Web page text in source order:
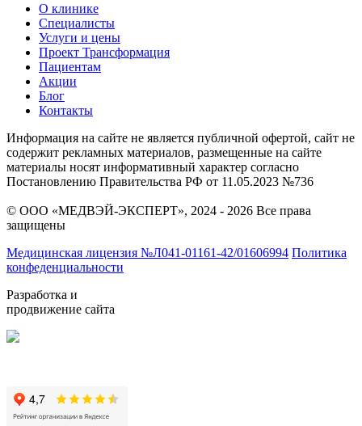
О клинике
Специалисты
Услуги и цены
Проект Трансформация
Пациентам
Акции
Блог
Контакты
Информация на сайте не является публичной офертой, сайт не
содержит рекламных материалов, размещенные на сайте
материалы носят информативный характер согласно
Постановлению Правительства РФ от 11.05.2023 №736
© ООО «МЕДВЭЙ-ЭКСПЕРТ», 2024 - 2026 Все права
защищены
Медицинская лицензия №Л041-01161-42/01606994 Политика
конфеденциальности
Разработка и
продвижение сайта